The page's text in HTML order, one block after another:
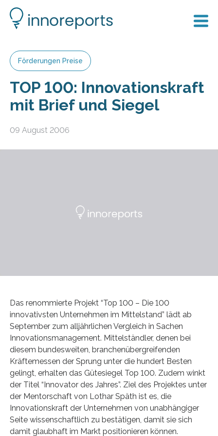
Förderungen Preise
TOP 100: Innovationskraft
mit Brief und Siegel
09 August 2006
Das renommierte Projekt “Top 100 – Die 100
innovativsten Unternehmen im Mittelstand” lädt ab
September zum alljährlichen Vergleich in Sachen
Innovationsmanagement. Mittelständler, denen bei
diesem bundesweiten, branchenübergreifenden
Kräftemessen der Sprung unter die hundert Besten
gelingt, erhalten das Gütesiegel Top 100. Zudem winkt
der Titel “Innovator des Jahres”. Ziel des Projektes unter
der Mentorschaft von Lothar Späth ist es, die
Innovationskraft der Unternehmen von unabhängiger
Seite wissenschaftlich zu bestätigen, damit sie sich
damit glaubhaft im Markt positionieren können.